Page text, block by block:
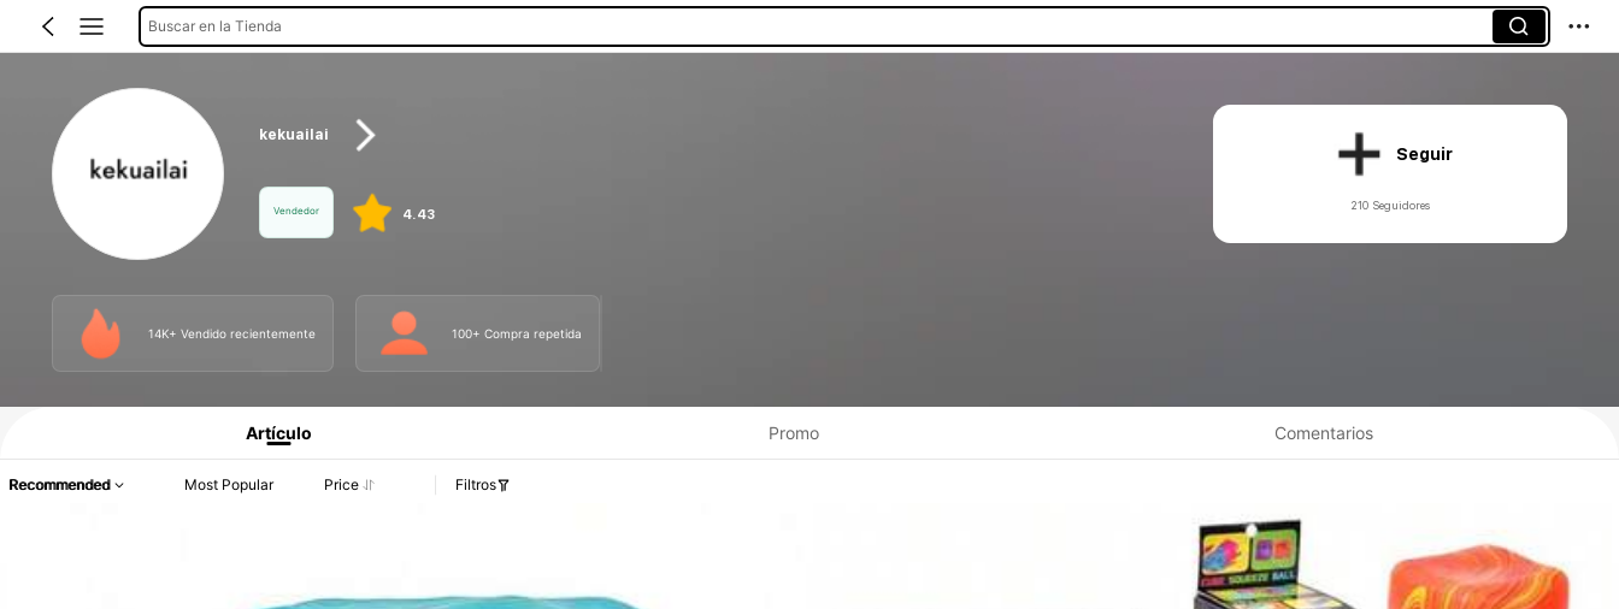
Buscar en la Tienda
kekuailai
Vendedor 4.43
Seguir
210 Seguidores
14K+ Vendido recientemente 100+ Compra repetida
Información del producto: Divulgación de precios, detalles de ventas y existencias.
Artículo Promo Comentarios
Recommended Most Popular Price Filtros